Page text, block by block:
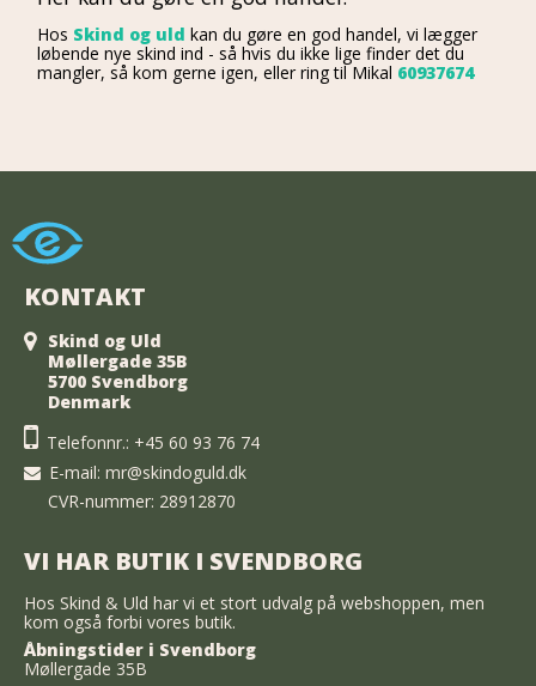
Hos Skind og uld kan du gøre en god handel, vi lægger
løbende nye skind ind - så hvis du ikke lige finder det du
mangler, så kom gerne igen, eller ring til Mikal 60937674
KONTAKT
Skind og Uld
Møllergade 35B
5700 Svendborg
Denmark
Telefonnr.: +45 60 93 76 74
E-mail: mr@skindoguld.dk
CVR-nummer: 28912870
VI HAR BUTIK I SVENDBORG
Hos Skind & Uld har vi et stort udvalg på webshoppen, men
kom også forbi vores butik.
Åbningstider i Svendborg
Møllergade 35B